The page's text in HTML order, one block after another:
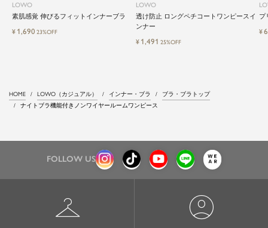
LOWO
素肌感覚 伸びるフィットインナーブラ
¥ 1,690 23%OFF
LOWO
透け防止 ロングペチコートワンピースイ
ンナー
¥ 1,491 25%OFF
プ
¥
HOME LOWO（カジュアル） インナー・ブラ
ブラ・ブラトップ
ナイトブラ機能付きノンワイヤールームワンピース
FOLLOW US
checkroom account_circle